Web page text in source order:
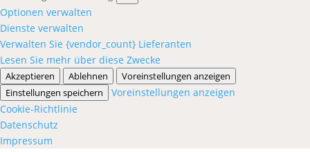
Optionen verwalten
Dienste verwalten
Verwalten Sie {vendor_count} Lieferanten
Lesen Sie mehr über diese Zwecke
Akzeptieren Ablehnen
Voreinstellungen anzeigen
Einstellungen speichern
Voreinstellungen anzeigen
Cookie-Richtlinie
Datenschutz
Impressum